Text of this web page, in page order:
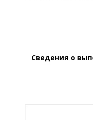
Сведения о